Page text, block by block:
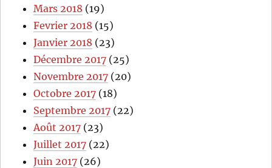
Mars 2018 (19)
Fevrier 2018 (15)
Janvier 2018 (23)
Décembre 2017 (25)
Novembre 2017 (20)
Octobre 2017 (18)
Septembre 2017 (22)
Août 2017 (23)
Juillet 2017 (22)
Juin 2017 (26)